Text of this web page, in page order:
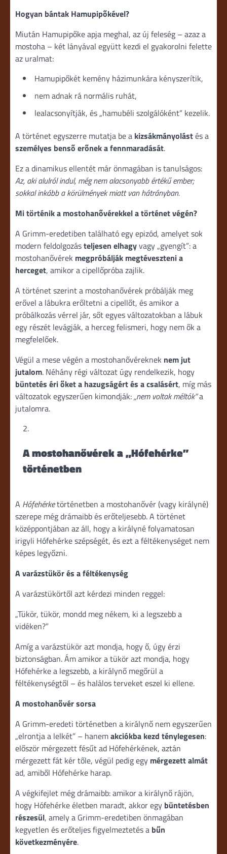
Hogyan bántak Hamupipőkével?
Miután Hamupipőke apja meghal, az új feleség – azaz a
mostoha – két lányával együtt kezdi el gyakorolni felette
az uralmat:
Hamupipőkét kemény házimunkára kényszerítik,
nem adnak rá normális ruhát,
lealacsonyítják, és „hamubéli szolgálóként” kezelik.
A történet egyszerre mutatja be a kizsákmányolástés a
személyes benső erőnek a fennmaradását.
Ez a dinamikus ellentét már önmagában is tanulságos:
Az, aki alulról indul, még nem alacsonyabb értékű ember;
sokkal inkább a körülmények miatt van hátrányban.
Mi történik a mostohanővérekkel a történet végén?
A Grimm-eredetiben található egy epizód, amelyet sok
modern feldolgozásteljesen elhagyvagy „gyengít”: a
mostohanővérek megpróbálják megtéveszteni a
herceget, amikor a cipellőpróba zajlik.
A történet szerint a mostohanővérek próbálják meg
erővel a lábukra erőltetni a cipellőt, és amikor a
próbálkozás vérrel jár, sőt egyes változatokban a lábuk
egy részét levágják, a herceg felismeri, hogy nem ők a
megfelelőek.
Végül a mese végén a mostohanővéreknek nem jut
jutalom. Néhány régi változat úgy rendelkezik, hogy
büntetés éri őket a hazugságért és a csalásért, míg más
változatok egyszerűen kimondják:„nem voltak méltók”a
jutalomra.
A mostohanővérek a „Hófehérke”
történetben
A Hófehérketörténetben a mostohanővér (vagy királyné)
szerepe még drámaibb és erőteljesebb. A történet
középpontjában az áll, hogy a királyné folyamatosan
irigyli Hófehérke szépségét, és ezt a féltékenységet nem
képes legyőzni.
A varázstükör és a féltékenység
A varázstükörtől azt kérdezi minden reggel:
„Tükör, tükör, mondd meg nékem, ki a legszebb a
vidéken?”
Amíg a varázstükör azt mondja, hogy ő, úgy érzi
biztonságban. Ám amikor a tükör azt mondja, hogy
Hófehérke a legszebb, a királynő megőrül a
féltékenységtől – és halálos terveket eszel ki ellene.
A mostohanővér sorsa
A Grimm-eredeti történetben a királynő nem egyszerűen
„elrontja a lelkét” – hanemakciókba kezd ténylegesen:
először mérgezett fésűt ad Hófehérkének, aztán
mérgezett fát kér tőle, végül pedig egy mérgezett almát
ad, amiből Hófehérke harap.
A végkifejlet még drámaibb: amikor a királynő rájön,
hogy Hófehérke életben maradt, akkor egy büntetésben
részesül, amely a Grimm-eredetiben önmagában
kegyetlen és erőteljes figyelmeztetés a bűn
következményére.